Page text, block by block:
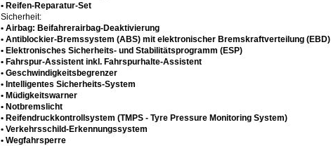
• Reifen-Reparatur-Set
Sicherheit:
• Airbag: Beifahrerairbag-Deaktivierung
• Antiblockier-Bremssystem (ABS) mit elektronischer Bremskraftverteilung (EBD)
• Elektronisches Sicherheits- und Stabilitätsprogramm (ESP)
• Fahrspur-Assistent inkl. Fahrspurhalte-Assistent
• Geschwindigkeitsbegrenzer
• Intelligentes Sicherheits-System
• Müdigkeitswarner
• Notbremslicht
• Reifendruckkontrollsystem (TMPS - Tyre Pressure Monitoring System)
• Verkehrsschild-Erkennungssystem
• Wegfahrsperre